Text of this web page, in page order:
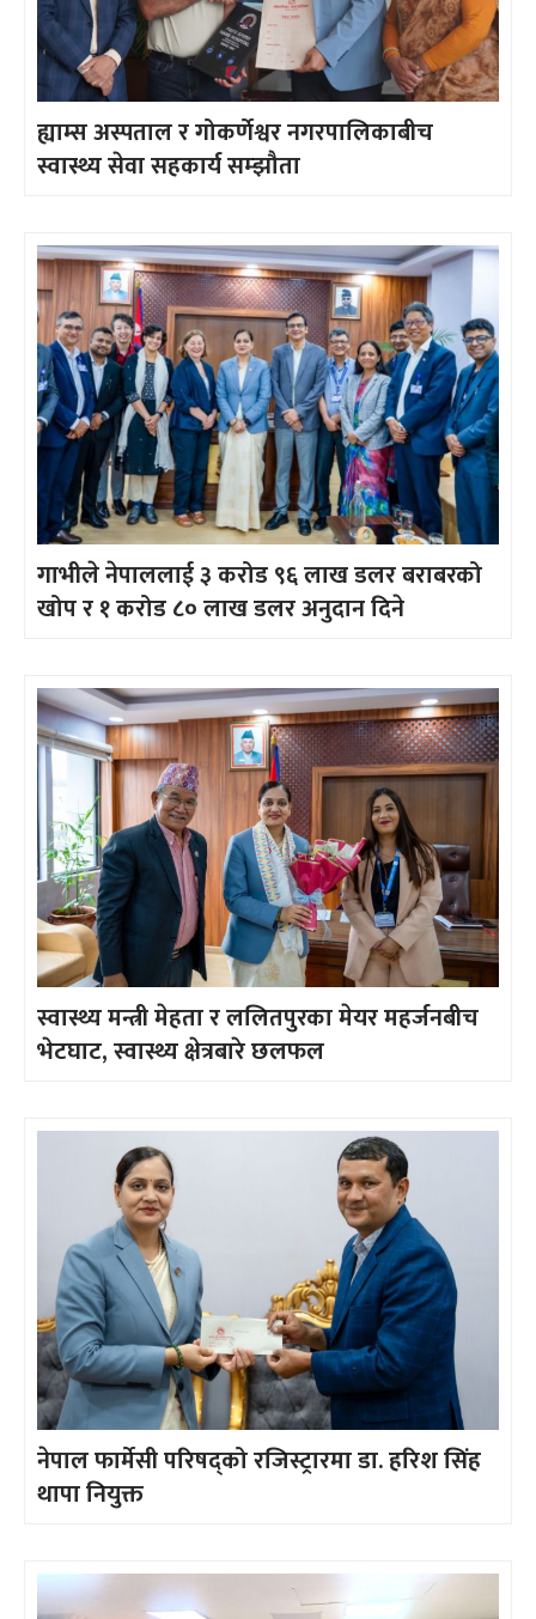
ह्याम्स अस्पताल र गोकर्णेश्वर नगरपालिकाबीच
स्वास्थ्य सेवा सहकार्य सम्झौता
गाभीले नेपाललाई ३ करोड ९६ लाख डलर बराबरको
खोप र १ करोड ८० लाख डलर अनुदान दिने
स्वास्थ्य मन्त्री मेहता र ललितपुरका मेयर महर्जनबीच
भेटघाट, स्वास्थ्य क्षेत्रबारे छलफल
नेपाल फार्मेसी परिषद्को रजिस्ट्रारमा डा. हरिश सिंह
थापा नियुक्त